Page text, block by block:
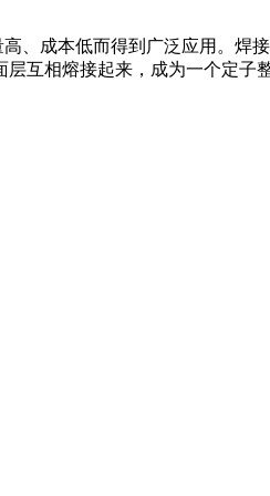
、成本低而得到广泛应用。焊
互相熔接起来，成为一个定子整